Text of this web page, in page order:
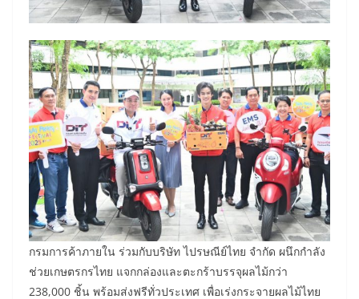
กรมการค้าภายใน ร่วมกับบริษัท ไปรษณีย์ไทย จำกัด ผนึกกำลัง
ช่วยเกษตรกรไทย แจกกล่องและตะกร้าบรรจุผลไม้กว่า
238,000 ชิ้น พร้อมส่งฟรีทั่วประเทศ เพื่อเร่งกระจายผลไม้ไทย